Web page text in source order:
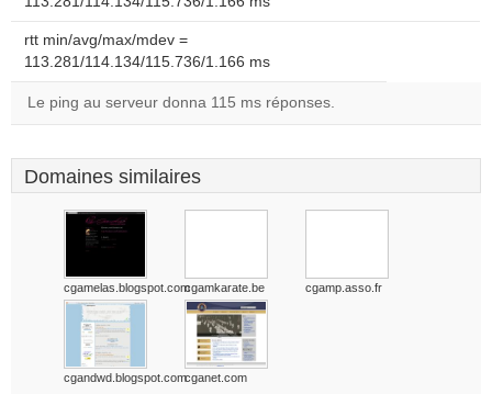
rtt min/avg/max/mdev =
113.281/114.134/115.736/1.166 ms
Le ping au serveur donna 115 ms réponses.
Domaines similaires
cgamelas.blogspot.comcgamkarate.be cgamp.asso.fr
cgandwd.blogspot.comcganet.com